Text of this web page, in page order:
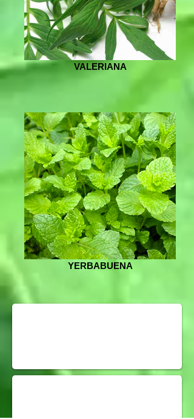
VALERIANA
YERBABUENA